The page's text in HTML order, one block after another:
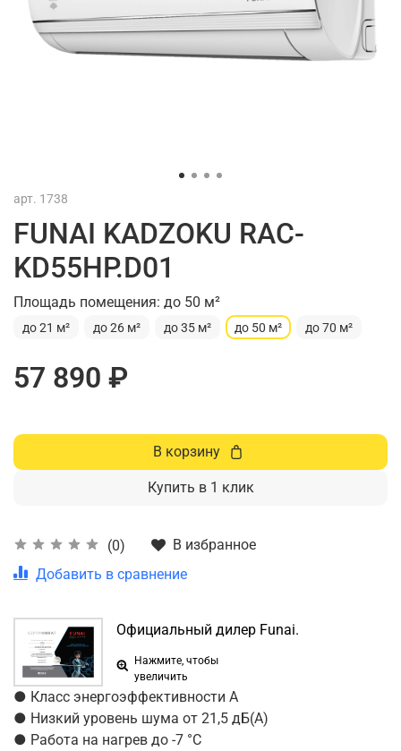
арт. 1738
FUNAI KADZOKU RAC-
KD55HP.D01
Площадь помещения: до 50 м²
до 21 м² до 26 м² до 35 м² до 50 м² до 70 м²
(0)
В избранное
Добавить в сравнение
57 890 ₽
В корзину
Купить в 1 клик
Официальный дилер Funai.
Нажмите, чтобы
увеличить
● Класс энергоэффективности A
● Низкий уровень шума от 21,5 дБ(А)
● Работа на нагрев до -7 °С